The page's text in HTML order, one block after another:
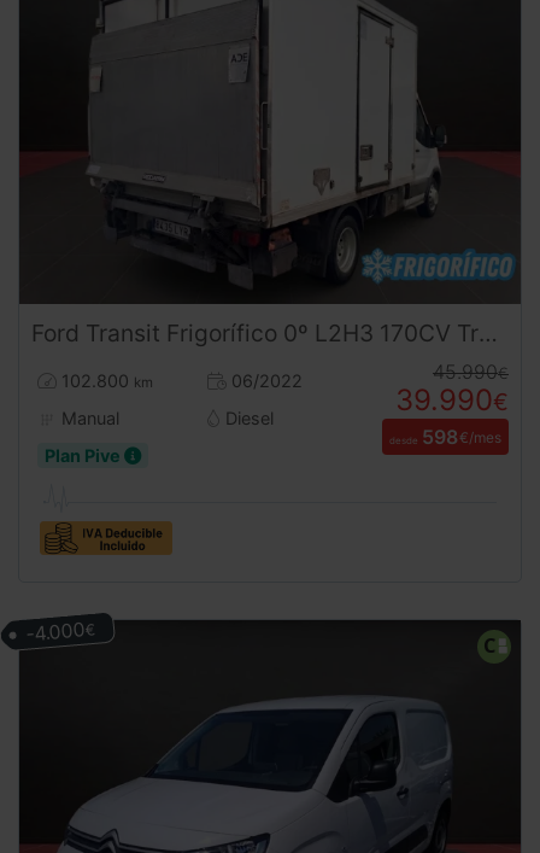
Ford Transit Frigorífico 0º L2H3 170CV Trampilla y Rueda Gemela | Doble Puerta Lateral | Desde 600€/mes
102.800 km
06/2022
Manual
Diesel
Plan Pive
45.990€
39.990€
desde 598€/mes
-4.000€